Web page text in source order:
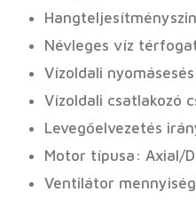
Névleges víz
Vízoldali
Vízoldali csatlakozó
Levegőelvezetés
Motor típusa: Axial/
Ventilátor